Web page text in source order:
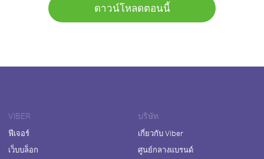
ดาวน์โหลดตอนนี้
VIBER
ฟีเจอร์
เว็บบล็อก
บริษัท
เกี่ยวกับ Viber
ศูนย์กลางแบรนด์